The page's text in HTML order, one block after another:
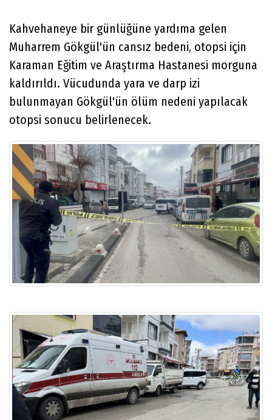
Kahvehaneye bir günlüğüne yardıma gelen
Muharrem Gökgül'ün cansız bedeni, otopsi için
Karaman Eğitim ve Araştırma Hastanesi morguna
kaldırıldı. Vücudunda yara ve darp izi
bulunmayan Gökgül'ün ölüm nedeni yapılacak
otopsi sonucu belirlenecek.